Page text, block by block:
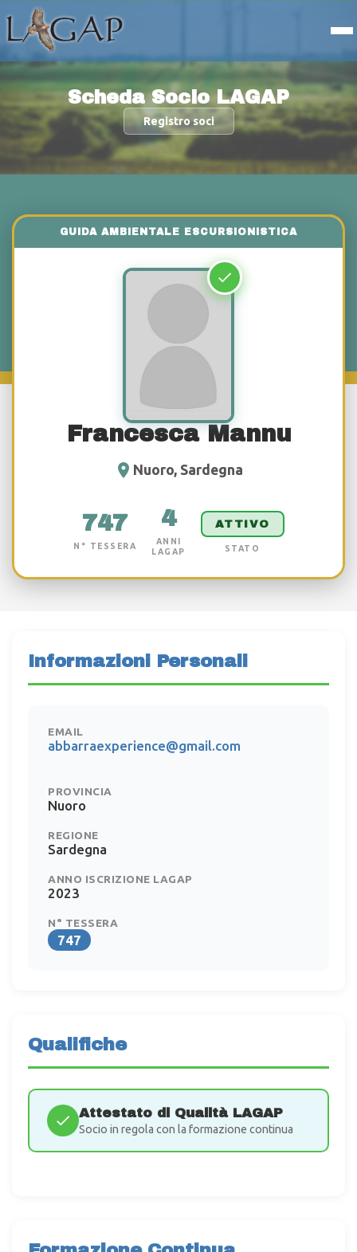
Scheda Socio LAGAP
Registro soci
Francesca Mannu
Nuoro, Sardegna
747
N° TESSERA
4
ANNI
LAGAP
ATTIVO
STATO
Informazioni Personali
EMAIL
abbarraexperience@gmail.com
PROVINCIA
Nuoro
REGIONE
Sardegna
ANNO ISCRIZIONE LAGAP
2023
N° TESSERA
747
Qualifiche
Attestato di Qualità LAGAP
Socio in regola con la formazione continua